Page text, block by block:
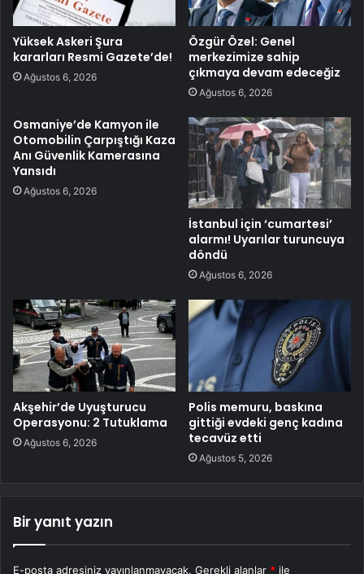
Yüksek Askeri Şura
kararları Resmi Gazete’de!
Ağustos 6, 2026
Özgür Özel: Genel
merkezimize sahip
çıkmaya devam edeceğiz
Ağustos 6, 2026
Osmaniye’de Kamyon ile
Otomobilin Çarpıştığı Kaza
Anı Güvenlik Kamerasına
Yansıdı
Ağustos 6, 2026
İstanbul için ‘cumartesi’
alarmı! Uyarılar turuncuya
döndü
Ağustos 6, 2026
Akşehir’de Uyuşturucu
Operasyonu: 2 Tutuklama
Ağustos 6, 2026
Polis memuru, baskına
gittiği evdeki genç kadına
tecavüz etti
Ağustos 5, 2026
Bir yanıt yazın
E-posta adresiniz yayınlanmayacak. Gerekli alanlar * ile